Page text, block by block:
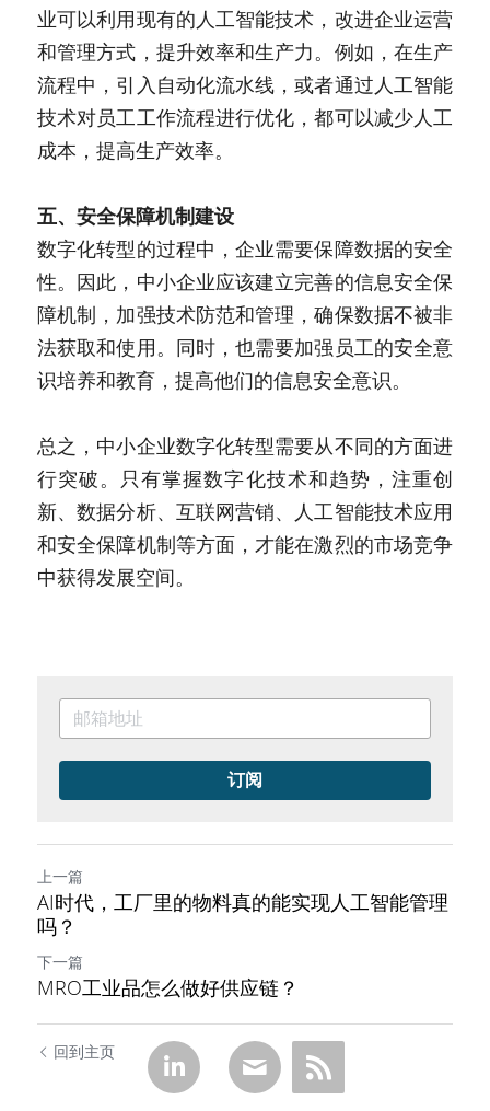
业可以利用现有的人工智能技术，改进企业运营
和管理方式，提升效率和生产力。例如，在生产
流程中，引入自动化流水线，或者通过人工智能
技术对员工工作流程进行优化，都可以减少人工
成本，提高生产效率。
五、安全保障机制建设
数字化转型的过程中，企业需要保障数据的安全
性。因此，中小企业应该建立完善的信息安全保
障机制，加强技术防范和管理，确保数据不被非
法获取和使用。同时，也需要加强员工的安全意
识培养和教育，提高他们的信息安全意识。
总之，中小企业数字化转型需要从不同的方面进
行突破。只有掌握数字化技术和趋势，注重创
新、数据分析、互联网营销、人工智能技术应用
和安全保障机制等方面，才能在激烈的市场竞争
中获得发展空间。
订阅
上一篇
AI时代，工厂里的物料真的能实现人工智能管理
吗？
下一篇
MRO工业品怎么做好供应链？
回到主页